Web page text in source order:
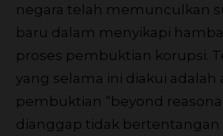
negara telah memunculkan
baru dalam menyikapi
proses pembuktian korupsi.
yang selama ini diakui adalah
pembuktian “beyond
dianggap tidak